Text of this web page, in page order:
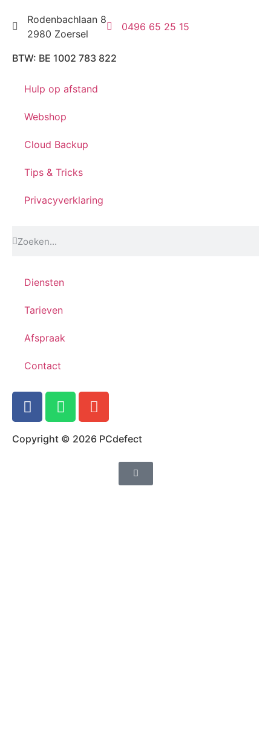
Rodenbachlaan 8
2980 Zoersel
0496 65 25 15
BTW: BE 1002 783 822
Hulp op afstand
Webshop
Cloud Backup
Tips & Tricks
Privacyverklaring
Diensten
Tarieven
Afspraak
Contact
Copyright © 2026 PCdefect